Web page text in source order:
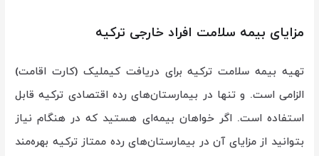
مزایای بیمه سلامت افراد خارجی ترکیه
تهیه بیمه سلامت ترکیه برای دریافت کیملیک (کارت اقامت)
الزامی است. و تنها در بیمارستان‌های رده اقتصادی ترکیه قابل
استفاده است. اگر خواهان بیمه‌ای هستید که در هنگام نیاز
بتوانید از مزایای آن در بیمارستان‌های رده ممتاز ترکیه بهره‌مند